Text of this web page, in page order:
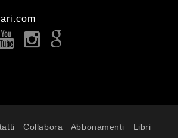
Collabora Abbonamenti Libri